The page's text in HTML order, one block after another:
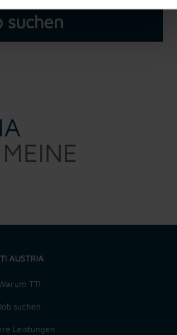
suchen
AUSTRIA
TTI
Job suchen
Leistungen